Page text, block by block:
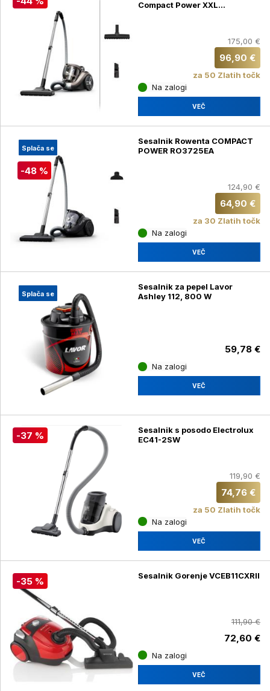
Compact Power XXL
175,00 €
96,90 €
za 50 Zlatih točk
Na zalogi
VEČ
Splača se
-48 %
Sesalnik Rowenta COMPACT
POWER RO3725EA
124,90 €
64,90 €
za 30 Zlatih točk
Na zalogi
VEČ
Splača se
Sesalnik za pepel Lavor
Ashley 112, 800 W
59,78 €
Na zalogi
VEČ
-37 %
Sesalnik s posodo Electrolux
EC41-2SW
119,90 €
74,76 €
za 50 Zlatih točk
Na zalogi
VEČ
-35 % Sesalnik Gorenje VCEB11CXRII
111,90 €
72,60 €
Na zalogi
VEČ